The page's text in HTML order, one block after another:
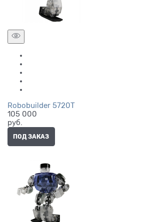
Robobuilder 5720T
105 000
руб.
ПОД ЗАКАЗ